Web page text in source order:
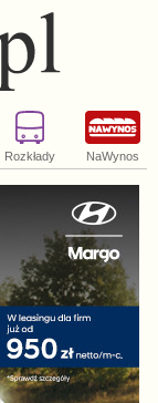
Rozkłady NaWynos